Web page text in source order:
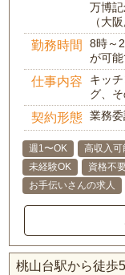
万博
（大
勤務時間
8時～
が可
仕事内容
キッ
グ、
契約形態 業務委
週1〜OK 高収入可
未経験OK
資格不
お手伝いさんの求人
桃山台駅から徒歩